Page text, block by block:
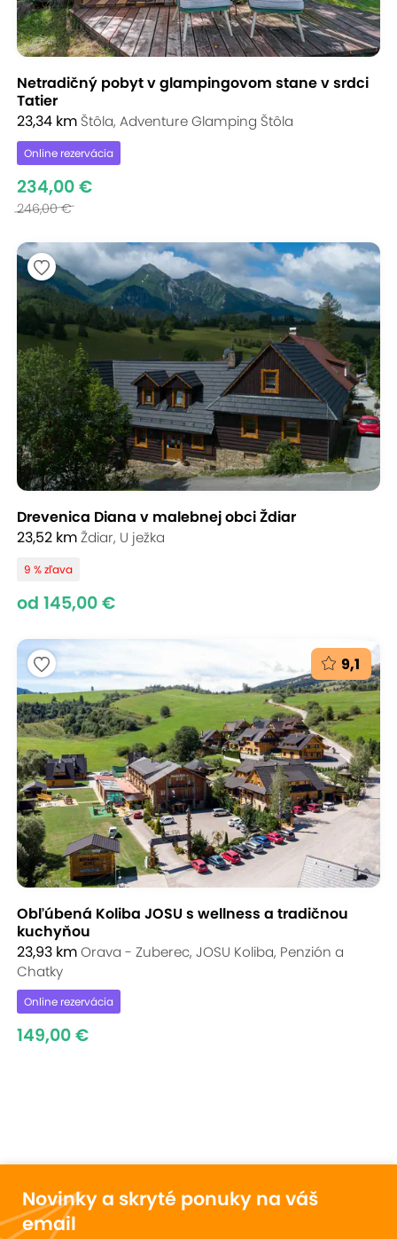
Netradičný pobyt v glampingovom stane v srdci
Tatier
23,34 km Štôla, Adventure Glamping Štôla
Online rezervácia
234,00 €
246,00 €
Drevenica Diana v malebnej obci Ždiar
23,52 kmŽdiar, U ježka
9 % zľava
od 145,00 €
9,1
Obľúbená Koliba JOSU s wellness a tradičnou
kuchyňou
23,93 kmOrava - Zuberec, JOSU Koliba, Penzión a
Chatky
Online rezervácia
149,00 €
Novinky a skryté ponuky na váš
email